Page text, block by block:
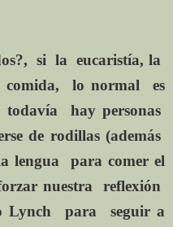
si la eucaristía, la
comida, lo normal
es
todavía
hay personas
de rodillas (además
lengua
para comer el
nuestra
reflexión
Lynch para
seguir a